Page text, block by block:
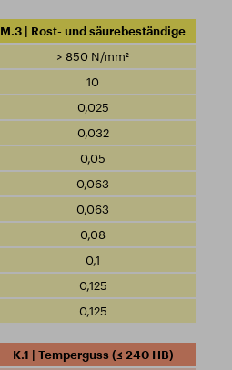
M.3 | Rost- und säurebeständige
> 850 N/mm²
10
0,025
0,032
0,05
0,063
0,063
0,08
0,1
0,125
0,125
K.1 | Temperguss (≤ 240 HB)